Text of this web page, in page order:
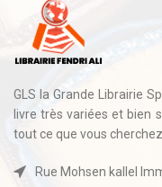
GLS la Grande Librairie
livre très variées et bien
tout ce que vous
Rue Mohsen kallel